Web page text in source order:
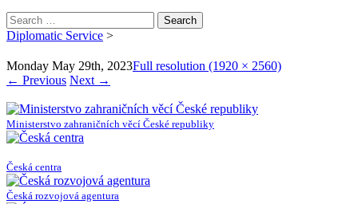
Search
for:
Diplomatic Service >
Monday May 29th, 2023Full resolution (1920 × 2560)
← Previous Next →
Ministerstvo zahraničních věcí České republiky
Česká centra
Česká rozvojová agentura